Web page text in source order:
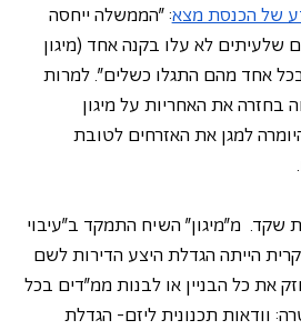
של הכנסת מצא: "הממשלה ייחסה
שלעיתים לא עלו בקנה אחד (מיגון
אחד מהם התגלו כשלים". למרות
בחזרה את האחריות על מיגון
למגן את האזרחים לטובת
שקד.  מ"מיגון" השיח התמקד ב"עיבוי
הייתה הגדלת היצע הדירות לשם
את כל הבניין או לבנות ממ"דים בכל
וודאות תכנונית ליזם- הגדלת